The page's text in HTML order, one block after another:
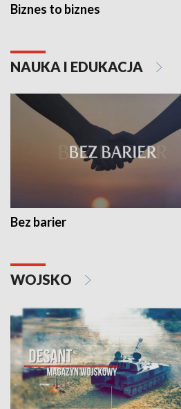
Biznes to biznes
NAUKA I EDUKACJA
Bez barier
WOJSKO